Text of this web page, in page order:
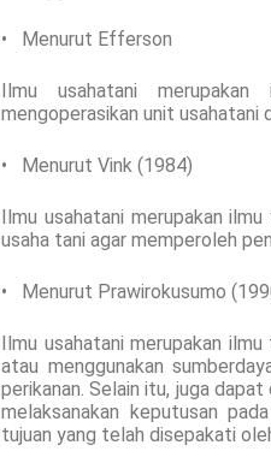
• Menurut Efferson
Ilmu usahatani merupakan
mengoperasikan unit usahatani
• Menurut Vink (1984)
Ilmu usahatani merupakan
usaha tani agar memperoleh
• Menurut Prawirokusumo
Ilmu usahatani merupakan
atau menggunakan
perikanan. Selain itu, juga
melaksanakan keputusan
tujuan yang telah disepakati